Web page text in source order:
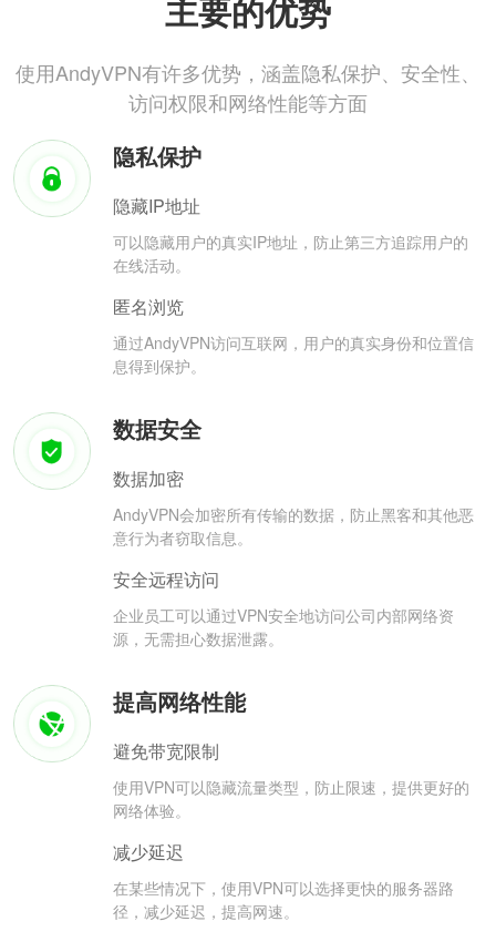
主要的优势
使用AndyVPN有许多优势，涵盖隐私保护、安全性、
访问权限和网络性能等方面
隐私保护
隐藏IP地址
可以隐藏用户的真实IP地址，防止第三方追踪用户的
在线活动。
匿名浏览
通过AndyVPN访问互联网，用户的真实身份和位置信
息得到保护。
数据安全
数据加密
AndyVPN会加密所有传输的数据，防止黑客和其他恶
意行为者窃取信息。
安全远程访问
企业员工可以通过VPN安全地访问公司内部网络资
源，无需担心数据泄露。
提高网络性能
避免带宽限制
使用VPN可以隐藏流量类型，防止限速，提供更好的
网络体验。
减少延迟
在某些情况下，使用VPN可以选择更快的服务器路
径，减少延迟，提高网速。